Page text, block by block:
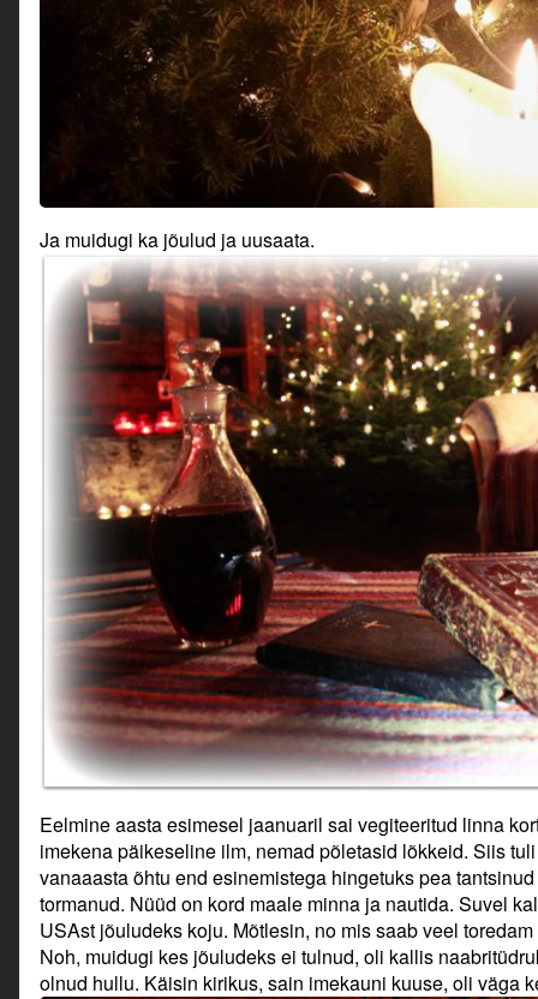
Ja muidugi ka jõulud ja uusaata.
Eelmine aasta esimesel jaanuaril sai vegiteeritud linna
imekena päikeseline ilm, nemad põletasid lõkkeid. Siis
vanaaasta õhtu end esinemistega hingetuks pea
tormanud. Nüüd on kord maale minna ja nautida. Suvel
USAst jõuludeks koju. Mõtlesin, no mis saab veel
Noh, muidugi kes jõuludeks ei tulnud, oli kallis
olnud hullu. Käisin kirikus, sain imekauni kuuse, oli väga